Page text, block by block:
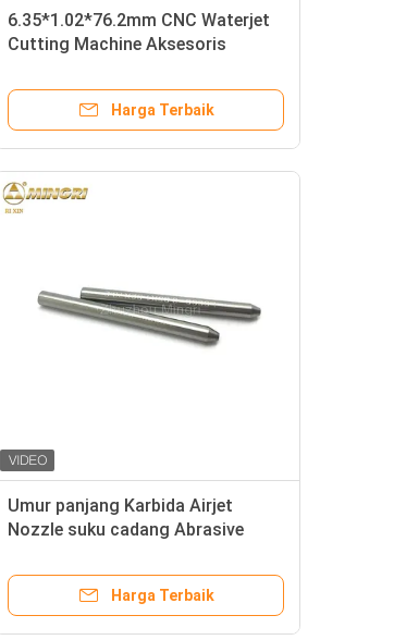
6.35*1.02*76.2mm CNC Waterjet
Cutting Machine Aksesoris
Nozzle Carbide Water Jet Cutter
Nozzle HRA97.0Harga Terbaik
Umur panjang Karbida Airjet
Nozzle suku cadang Abrasive
Harga Terbaik